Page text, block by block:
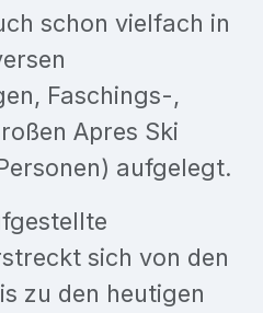
schon vielfach in
Faschings-,
Apres Ski
aufgelegt.
sich von den
zu den heutigen